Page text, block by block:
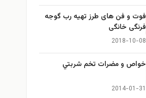
فوت و فن های طرز تهیه رب گوجه
فرنگی خانگی
2018-10-08
خواص و مضرات تخم شربتي
2014-01-31